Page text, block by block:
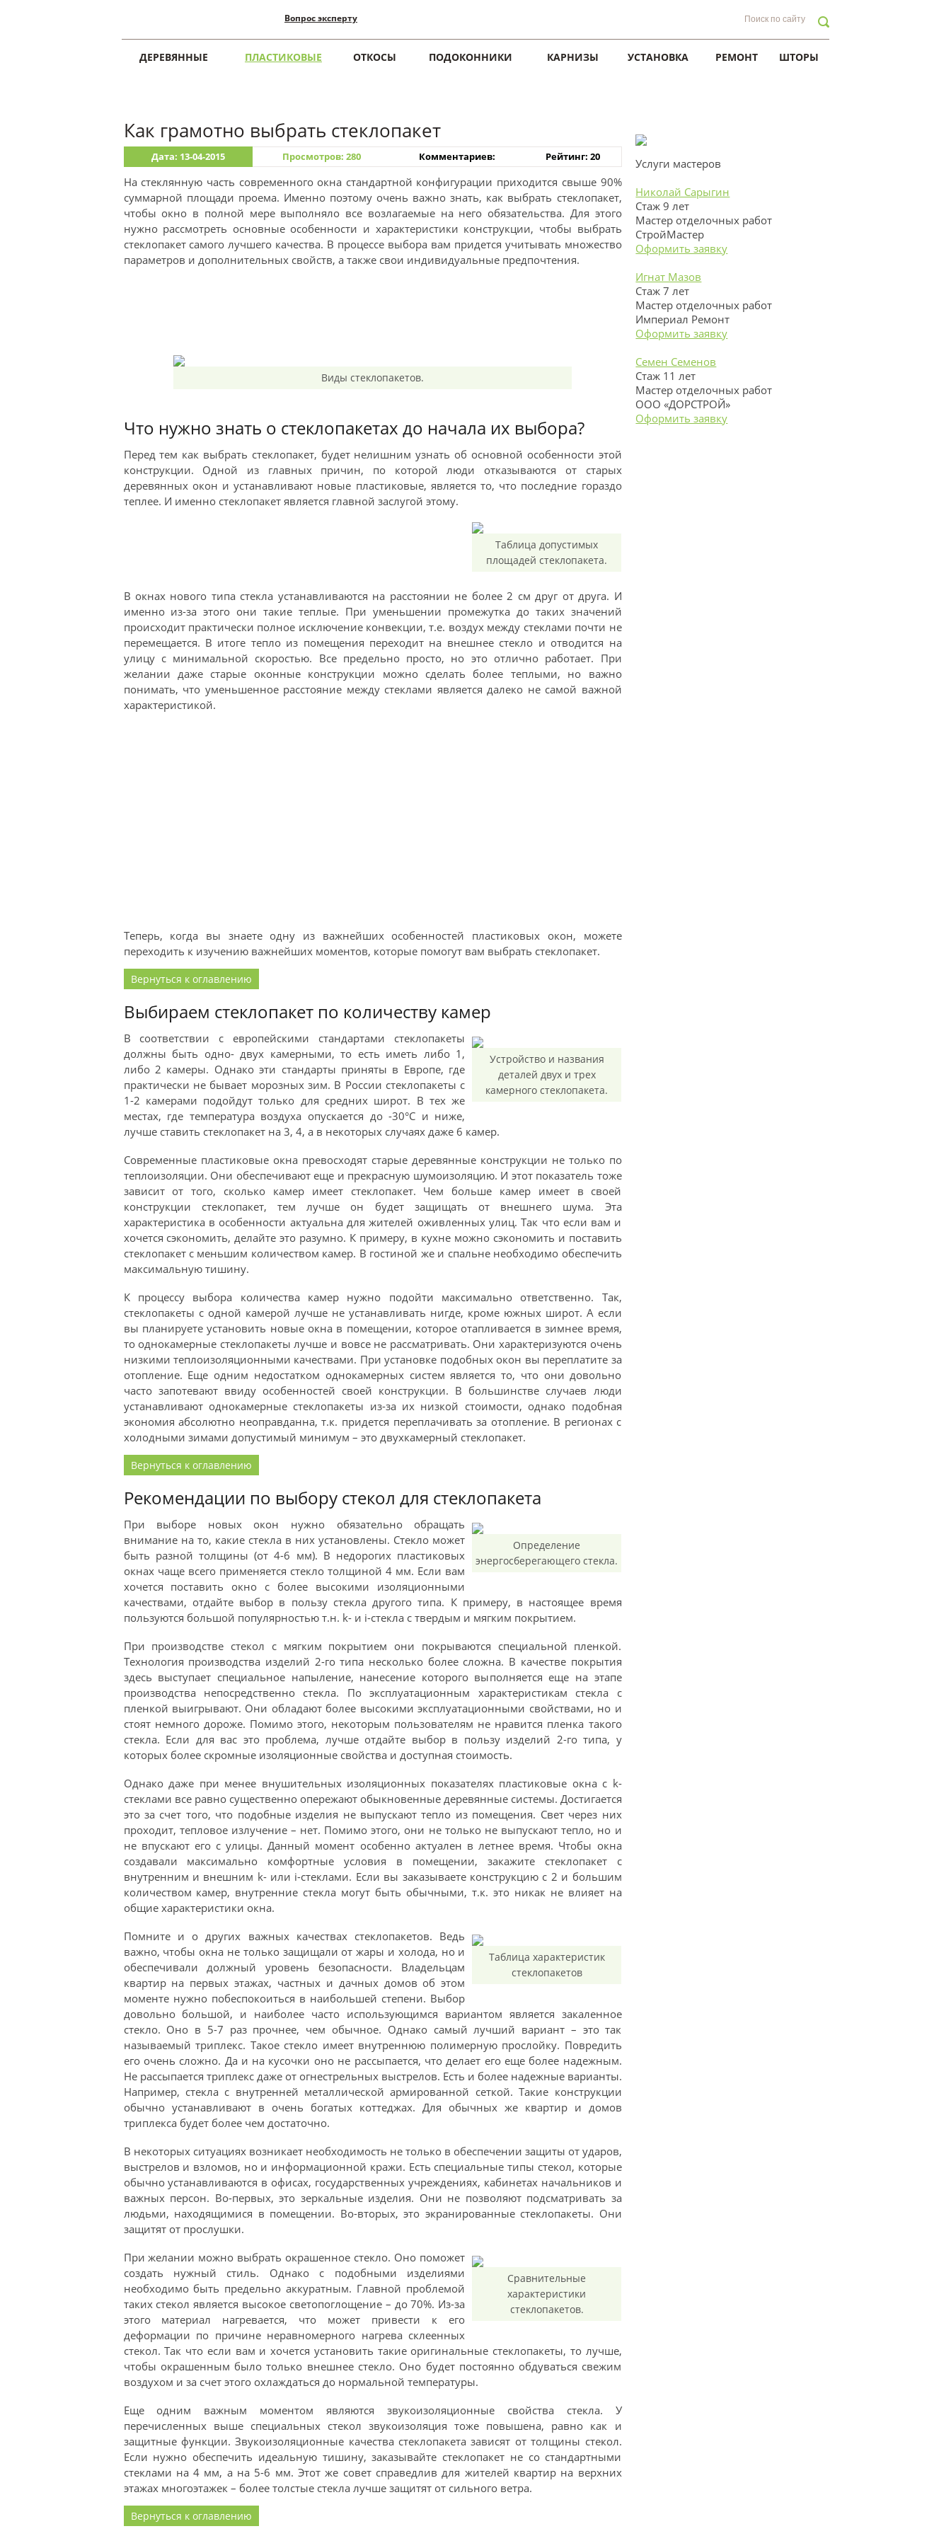
Вопрос эксперту
ДЕРЕВЯННЫЕ ПЛАСТИКОВЫЕ ОТКОСЫ ПОДОКОННИКИ КАРНИЗЫ УСТАНОВКА РЕМОНТ ШТОРЫ
Как грамотно выбрать стеклопакет
Дата: 13-04-2015 Просмотров: 280 Комментариев: Рейтинг: 20
На стеклянную часть современного окна стандартной конфигурации приходится свыше 90%
суммарной площади проема. Именно поэтому очень важно знать, как выбрать стеклопакет,
чтобы окно в полной мере выполняло все возлагаемые на него обязательства. Для этого
нужно рассмотреть основные особенности и характеристики конструкции, чтобы выбрать
стеклопакет самого лучшего качества. В процессе выбора вам придется учитывать множество
параметров и дополнительных свойств, а также свои индивидуальные предпочтения.
Виды стеклопакетов.
Что нужно знать о стеклопакетах до начала их выбора?
Перед тем как выбрать стеклопакет, будет нелишним узнать об основной особенности этой
конструкции. Одной из главных причин, по которой люди отказываются от старых
деревянных окон и устанавливают новые пластиковые, является то, что последние гораздо
теплее. И именно стеклопакет является главной заслугой этому.
Таблица допустимых
площадей стеклопакета.
В окнах нового типа стекла устанавливаются на расстоянии не более 2 см друг от друга. И
именно из-за этого они такие теплые. При уменьшении промежутка до таких значений
происходит практически полное исключение конвекции, т.е. воздух между стеклами почти не
перемещается. В итоге тепло из помещения переходит на внешнее стекло и отводится на
улицу с минимальной скоростью. Все предельно просто, но это отлично работает. При
желании даже старые оконные конструкции можно сделать более теплыми, но важно
понимать, что уменьшенное расстояние между стеклами является далеко не самой важной
характеристикой.
Теперь, когда вы знаете одну из важнейших особенностей пластиковых окон, можете
переходить к изучению важнейших моментов, которые помогут вам выбрать стеклопакет.
Вернуться к оглавлению
Выбираем стеклопакет по количеству камер
Устройство и названия
деталей двух и трех
камерного стеклопакета.
В соответствии с европейскими стандартами стеклопакеты
должны быть одно- двух камерными, то есть иметь либо 1,
либо 2 камеры. Однако эти стандарты приняты в Европе, где
практически не бывает морозных зим. В России стеклопакеты с
1-2 камерами подойдут только для средних широт. В тех же
местах, где температура воздуха опускается до -30°С и ниже,
лучше ставить стеклопакет на 3, 4, а в некоторых случаях даже 6 камер.
Современные пластиковые окна превосходят старые деревянные конструкции не только по
теплоизоляции. Они обеспечивают еще и прекрасную шумоизоляцию. И этот показатель тоже
зависит от того, сколько камер имеет стеклопакет. Чем больше камер имеет в своей
конструкции стеклопакет, тем лучше он будет защищать от внешнего шума. Эта
характеристика в особенности актуальна для жителей оживленных улиц. Так что если вам и
хочется сэкономить, делайте это разумно. К примеру, в кухне можно сэкономить и поставить
стеклопакет с меньшим количеством камер. В гостиной же и спальне необходимо обеспечить
максимальную тишину.
К процессу выбора количества камер нужно подойти максимально ответственно. Так,
стеклопакеты с одной камерой лучше не устанавливать нигде, кроме южных широт. А если
вы планируете установить новые окна в помещении, которое отапливается в зимнее время,
то однокамерные стеклопакеты лучше и вовсе не рассматривать. Они характеризуются очень
низкими теплоизоляционными качествами. При установке подобных окон вы переплатите за
отопление. Еще одним недостатком однокамерных систем является то, что они довольно
часто запотевают ввиду особенностей своей конструкции. В большинстве случаев люди
устанавливают однокамерные стеклопакеты из-за их низкой стоимости, однако подобная
экономия абсолютно неоправданна, т.к. придется переплачивать за отопление. В регионах с
холодными зимами допустимый минимум – это двухкамерный стеклопакет.
Вернуться к оглавлению
Рекомендации по выбору стекол для стеклопакета
Определение
энергосберегающего стекла.
При выборе новых окон нужно обязательно обращать
внимание на то, какие стекла в них установлены. Стекло может
быть разной толщины (от 4-6 мм). В недорогих пластиковых
окнах чаще всего применяется стекло толщиной 4 мм. Если вам
хочется поставить окно с более высокими изоляционными
качествами, отдайте выбор в пользу стекла другого типа. К примеру, в настоящее время
пользуются большой популярностью т.н. k- и i-стекла с твердым и мягким покрытием.
При производстве стекол с мягким покрытием они покрываются специальной пленкой.
Технология производства изделий 2-го типа несколько более сложна. В качестве покрытия
здесь выступает специальное напыление, нанесение которого выполняется еще на этапе
производства непосредственно стекла. По эксплуатационным характеристикам стекла с
пленкой выигрывают. Они обладают более высокими эксплуатационными свойствами, но и
стоят немного дороже. Помимо этого, некоторым пользователям не нравится пленка такого
стекла. Если для вас это проблема, лучше отдайте выбор в пользу изделий 2-го типа, у
которых более скромные изоляционные свойства и доступная стоимость.
Однако даже при менее внушительных изоляционных показателях пластиковые окна с k-
стеклами все равно существенно опережают обыкновенные деревянные системы. Достигается
это за счет того, что подобные изделия не выпускают тепло из помещения. Свет через них
проходит, тепловое излучение – нет. Помимо этого, они не только не выпускают тепло, но и
не впускают его с улицы. Данный момент особенно актуален в летнее время. Чтобы окна
создавали максимально комфортные условия в помещении, закажите стеклопакет с
внутренним и внешним k- или i-стеклами. Если вы заказываете конструкцию с 2 и большим
количеством камер, внутренние стекла могут быть обычными, т.к. это никак не влияет на
общие характеристики окна.
Таблица характеристик
стеклопакетов
Помните и о других важных качествах стеклопакетов. Ведь
важно, чтобы окна не только защищали от жары и холода, но и
обеспечивали должный уровень безопасности. Владельцам
квартир на первых этажах, частных и дачных домов об этом
моменте нужно побеспокоиться в наибольшей степени. Выбор
довольно большой, и наиболее часто использующимся вариантом является закаленное
стекло. Оно в 5-7 раз прочнее, чем обычное. Однако самый лучший вариант – это так
называемый триплекс. Такое стекло имеет внутреннюю полимерную прослойку. Повредить
его очень сложно. Да и на кусочки оно не рассыпается, что делает его еще более надежным.
Не рассыпается триплекс даже от огнестрельных выстрелов. Есть и более надежные варианты.
Например, стекла с внутренней металлической армированной сеткой. Такие конструкции
обычно устанавливают в очень богатых коттеджах. Для обычных же квартир и домов
триплекса будет более чем достаточно.
В некоторых ситуациях возникает необходимость не только в обеспечении защиты от ударов,
выстрелов и взломов, но и информационной кражи. Есть специальные типы стекол, которые
обычно устанавливаются в офисах, государственных учреждениях, кабинетах начальников и
важных персон. Во-первых, это зеркальные изделия. Они не позволяют подсматривать за
людьми, находящимися в помещении. Во-вторых, это экранированные стеклопакеты. Они
защитят от прослушки.
Сравнительные
характеристики
стеклопакетов.
При желании можно выбрать окрашенное стекло. Оно поможет
создать нужный стиль. Однако с подобными изделиями
необходимо быть предельно аккуратным. Главной проблемой
таких стекол является высокое светопоглощение – до 70%. Из-за
этого материал нагревается, что может привести к его
деформации по причине неравномерного нагрева склеенных
стекол. Так что если вам и хочется установить такие оригинальные стеклопакеты, то лучше,
чтобы окрашенным было только внешнее стекло. Оно будет постоянно обдуваться свежим
воздухом и за счет этого охлаждаться до нормальной температуры.
Еще одним важным моментом являются звукоизоляционные свойства стекла. У
перечисленных выше специальных стекол звукоизоляция тоже повышена, равно как и
защитные функции. Звукоизоляционные качества стеклопакета зависят от толщины стекол.
Если нужно обеспечить идеальную тишину, заказывайте стеклопакет не со стандартными
стеклами на 4 мм, а на 5-6 мм. Этот же совет справедлив для жителей квартир на верхних
этажах многоэтажек – более толстые стекла лучше защитят от сильного ветра.
Вернуться к оглавлению
Услуги мастеров
Николай Сарыгин
Стаж 9 лет
Мастер отделочных работ
СтройМастер
Оформить заявку
Игнат Мазов
Стаж 7 лет
Мастер отделочных работ
Империал Ремонт
Оформить заявку
Семен Семенов
Стаж 11 лет
Мастер отделочных работ
ООО «ДОРСТРОЙ»
Оформить заявку